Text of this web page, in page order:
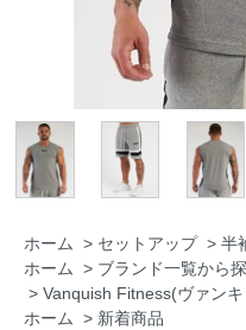
ホーム > セットアップ > 半
ホーム
> ブランド一覧から
> Vanquish Fitness(ヴァン
ホーム
> 新着商品